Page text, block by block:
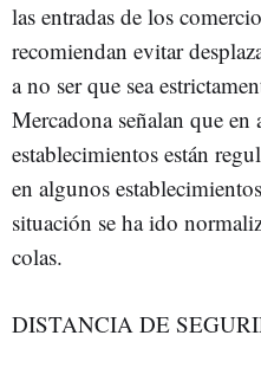
las entradas de los
recomiendan evitar
a no ser que sea
Mercadona señalan que en
establecimientos están
en algunos
situación se ha ido
colas.
DISTANCIA DE